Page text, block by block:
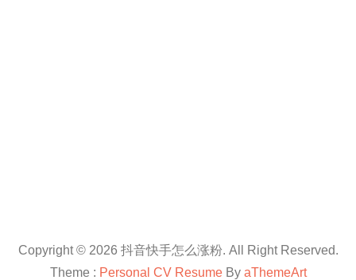
Copyright © 2026 抖音快手怎么涨粉. All Right Reserved.
Theme : Personal CV ResumeBy aThemeArt